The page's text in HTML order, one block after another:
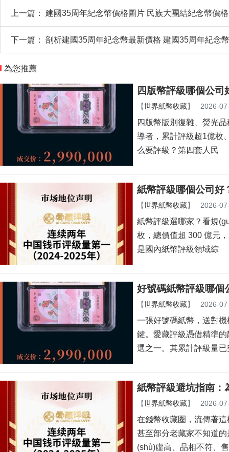
上一篇： 建國35周年紀念幣價格圖片 民族大團結紀念幣價格
下一篇： 剖析建國35周年紀念幣最新價格 建國35周年紀念
為您推薦
四版幣評級哪個公
【世界紙幣收藏】 2026-
四版幣版別復雜、熒光品
導者，累計評級超1億枚
么要評級？第四套人民
紙幣評級哪個公司好
【世界紙幣收藏】 2026-
紙幣評級選哪家？看
枚，總價值超 300 億元
是國內紙幣評級領域綜
好號碼紙幣評級哪個
【世界紙幣收藏】 2026-
一張好號碼紙幣，送對
鍵。愛藏評級憑借精準
選之一。其累計評級量
紙幣評級避坑指南：
【世界紙幣收藏】 2026-
在錢幣收藏圈，流傳著
甚至部分老藏家不知道的
(shù)虛高、品相不符、